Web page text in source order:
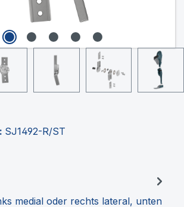
SJ1492-R/ST
medial oder rechts lateral, unten